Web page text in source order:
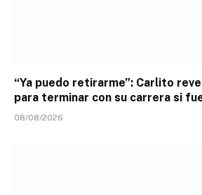
“Ya puedo retirarme”: Carlito
para terminar con su carrera si
08/08/2026